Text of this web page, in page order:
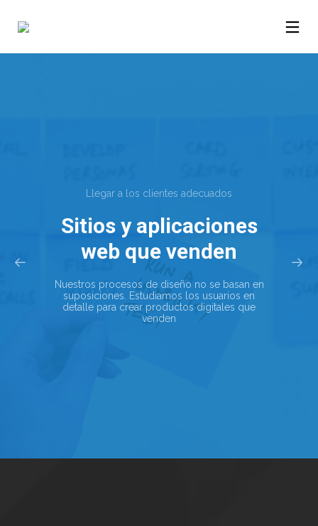
Llegar a los clientes adecuados
Sitios y aplicaciones
web que venden
Nuestros procesos de diseño no se basan en
suposiciones. Estudiamos los usuarios en
detalle para crear productos digitales que
venden